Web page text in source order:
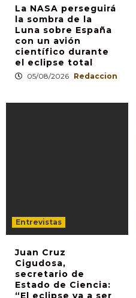
La NASA perseguirá
la sombra de la
Luna sobre España
con un avión
científico durante
el eclipse total
05/08/2026 Redaccion
Entrevistas
Juan Cruz
Cigudosa,
secretario de
Estado de Ciencia:
“El eclipse va a ser